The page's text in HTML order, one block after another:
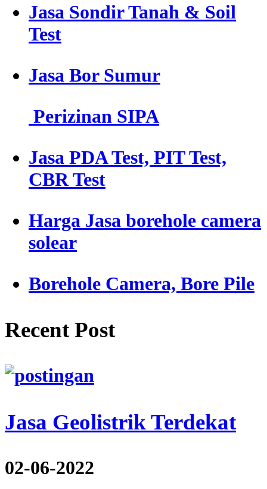
Jasa Sondir Tanah & Soil
Test
Jasa Bor Sumur
Perizinan SIPA
Jasa PDA Test, PIT Test,
CBR Test
Harga Jasa borehole camera
solear
Borehole Camera, Bore Pile
Recent Post
Jasa Geolistrik Terdekat
02-06-2022